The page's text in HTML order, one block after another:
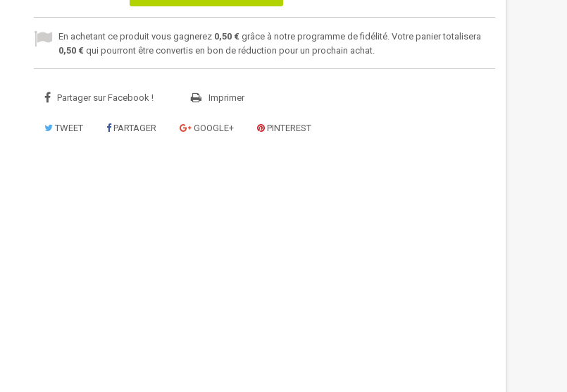
En achetant ce produit vous gagnerez 0,50 € grâce à notre programme de fidélité. Votre panier totalisera
0,50 € qui pourront être convertis en bon de réduction pour un prochain achat.
Partager sur Facebook ! Imprimer
TWEET PARTAGER GOOGLE+ PINTEREST